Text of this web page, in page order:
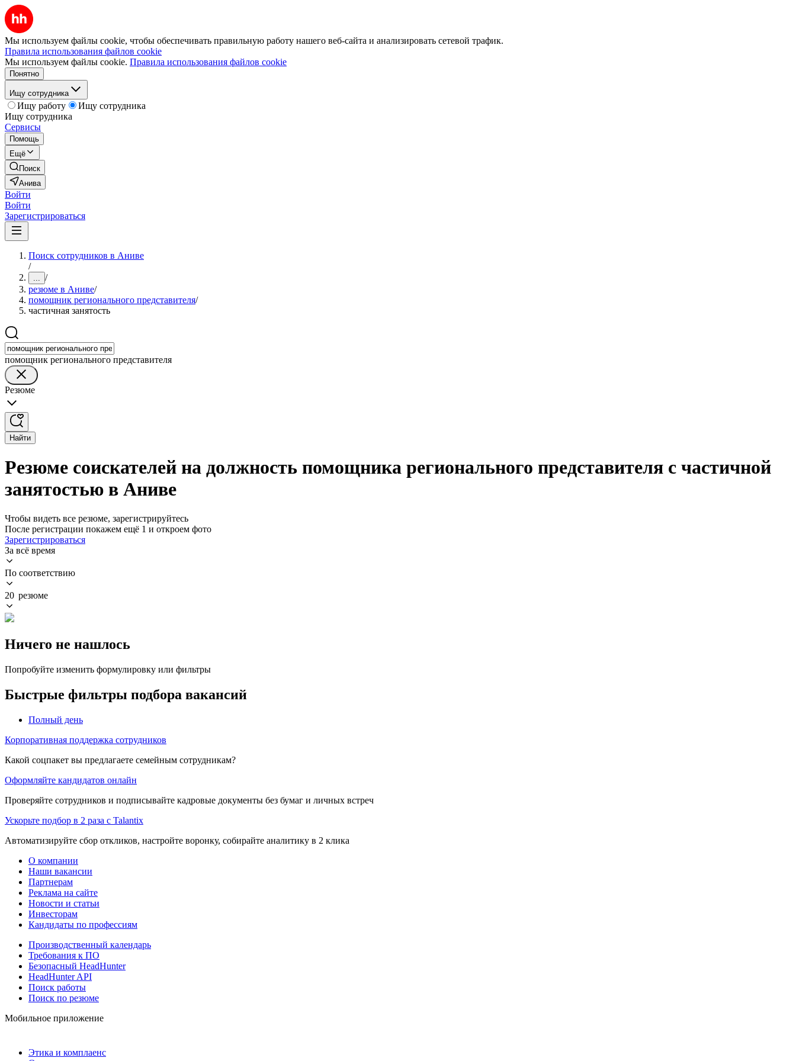
Мы используем файлы cookie, чтобы обеспечивать правильную работу нашего веб-сайта и анализировать сетевой трафик.
Правила использования файлов cookie
Мы используем файлы cookie. Правила использования файлов cookie
Понятно
Ищу сотрудника
Ищу работу
Ищу сотрудника
Ищу сотрудника
Сервисы
Помощь
Ещё
Поиск
Анива
Войти
Войти
Зарегистрироваться
Поиск сотрудников в Аниве
/
... /
резюме в Аниве/
помощник регионального представителя/
частичная занятость
помощник регионального представителя
Резюме
Найти
Резюме соискателей на должность помощника регионального представителя с частичной
занятостью в Аниве
Чтобы видеть все резюме, зарегистрируйтесь
После регистрации покажем ещё 1 и откроем фото
Зарегистрироваться
За всё время
По соответствию
20 резюме
Ничего не нашлось
Попробуйте изменить формулировку или фильтры
Быстрые фильтры подбора вакансий
Полный день
Корпоративная поддержка сотрудников
Какой соцпакет вы предлагаете семейным сотрудникам?
Оформляйте кандидатов онлайн
Проверяйте сотрудников и подписывайте кадровые документы без бумаг и личных встреч
Ускорьте подбор в 2 раза с Talantix
Автоматизируйте сбор откликов, настройте воронку, собирайте аналитику в 2 клика
О компании
Наши вакансии
Партнерам
Реклама на сайте
Новости и статьи
Инвесторам
Кандидаты по профессиям
Производственный календарь
Требования к ПО
Безопасный HeadHunter
HeadHunter API
Поиск работы
Поиск по резюме
Мобильное приложение
Этика и комплаенс